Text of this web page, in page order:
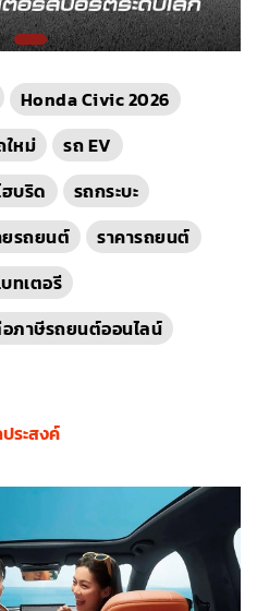
Honda Civic 2026
ใหม่
รถ EV
บริด
รถกระบะ
รถยนต์
ราคารถยนต์
ทเตอรี
ภาษีรถยนต์ออนไลน์
ระสงค์